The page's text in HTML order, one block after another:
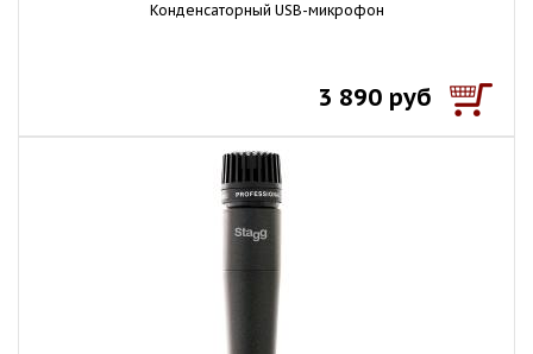
Конденсаторный USB-микрофон
3 890 руб